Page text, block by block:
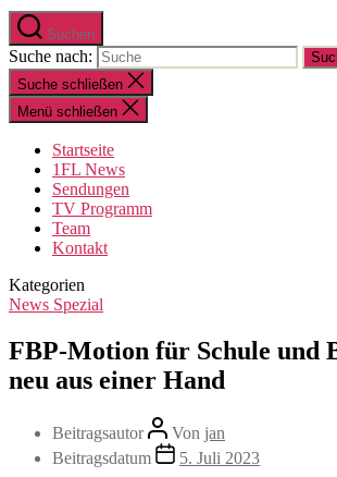
Suchen
Suche nach:
Suche schließen
Menü schließen
Startseite
1FL News
Sendungen
TV Programm
Team
Kontakt
Kategorien
News Spezial
FBP-Motion für Schule und
neu aus einer Hand
Beitragsautor Von jan
Beitragsdatum
5. Juli 2023